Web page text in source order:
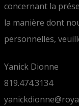
concernant la
la manière dont
personnelles,
Yanick Dionne
819.474.3134